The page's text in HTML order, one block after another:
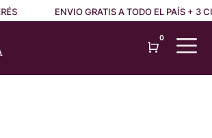
ENVIO GRATIS A TODO EL PAÍS + 3
Cart
0